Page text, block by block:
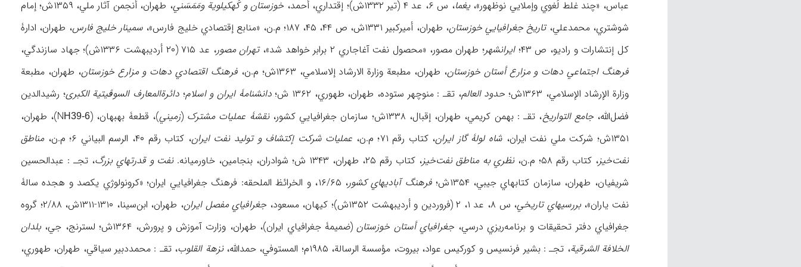
عباس، «چند غلط لُغوي وإملایي نوظهور»، یغما، س ۶، عد ۴ (تیر ۱۳۳۲ش)؛ إقتداري، أحمد، خوزستان و کُهکیلویة ومَمَسَني
، طهران، أنجمن آثار ملي، ۱۳۵۹ش؛ إمام
شوشتري، محمدعلي،تاریخ جغرافیایي خوزستان، طهران، أمیرکبیر ۱۳۳۱ش، ص ۴۴، ۴۵، ۱۸۷؛ م.ن، «منابع إقتصادي خلیج فارس»، سمینار خلیج فارس، طهران، ادارۀ
کل إنتشارات و رادیو، ص ۴۳؛
ایرانشهر؛ طهران مصور، «محصول نفت آغاجاري ۲ برابر خواهد شد»، تهران مصور، عد ۷۱۵ (۲۰ أردیبهشت ۱۳۳۶ش)؛ جهاد سازندگي،
فرهنگ اجتماعي دهات و مزارع أستان خوزستان، طهران، مطبعة وزارة الارشاد إلاسلامي، ۱۳۶۳ش؛ م.ن، فرهنگ اقتصادي دهات و مزارع خوزستان، طهران، مطبعة
وزارة الإرشاد الإسلامي، ۱۳۶۳ش؛
حدود العالم، تقـ : منوچهر ستوده، طهران، طهوري، ۱۳۶۲ ش؛ دانشنامۀ ایران و اسلام؛ دائرة‌المعارف السوڤیتیة الکبری؛ رشیدالدین
فضل‌الله،جامع التواریخ، تقـ : بهمن کریمي، طهران، إقبال، ۱۳۳۸ش؛ سازمان جغرافیایي کشور، نقشۀ عملیات مشترک (زمیني)، قطعۀ بهبهان، (NH39-6
)، طهران،
۱۳۵۱ش؛ شرکت ملي نفت ایران،
شاه لولۀ گاز ایران، کتاب رقم ۷۱؛ م.ن، عملیات شرکت إکتشاف و تولید نفت ایران، کتاب رقم ۴۰، الرسم البیاني ۶؛ م.ن،
مناطق
نفت‌خیز، کتاب رقم ۵۸؛ م.ن، نظري به مناطق نفت‌خیز، کتاب رقم ۲۵، طهران، ۱۳۴۳ ش؛ شوادران، بنجامین، خاورمیانه. نفت و قدرتهاي بزرگ، تجـ : عبدالحسین
شریفیان، طهران، سازمان کتابهاي جیبي، ۱۳۵۴ش؛
فرهنگ آبادیهاي کشور
، ۱۶/۶۵، و الخرائظ الملحقه: فرهنگ جغرافیایي ایران؛ «کرونولوژي یکصد و هجده سالۀ
نفت یاران»،بررسیهاي تاریخي، س ۸، عد ۱، ۲ (فروردین و أردیبهشت ۱۳۵۲ش)؛ کیهان، مسعود، جغرافیاي مفصل ایران
، طهران، ابن‌سینا، ۱۳۱۰-۱۳۱۱ش، ۲/۸۸؛ گروه
جغرافیاي دفتر تحقیقات و برنامه‌ریزي درسي، جغرافیاي أستان خوزستان(ضمیمۀ جغرافیاي ایران)، طهران، وزارت آموزش و پرورش، ۱۳۶۴ش؛ لسترنج، جي،
بلدان
الخلافة الشرقیة، تجـ : بشیر فرنسیس و کورکیس عواد، بیروت، مؤسسة الرسالة، ۱۹۸۵م؛ المستوفي، حمدالله، نزهة القلوب، تقـ : محمددبیر سیاقي، طهران، طهوري،